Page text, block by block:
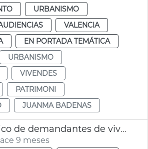
URBANISMO
VALENCIA
EN PORTADA TEMÁTICA
URBANISMO
VIVENDES
PATRIMONI
JUANMA BADENAS
Registro único de demandantes de viviendas
9 meses